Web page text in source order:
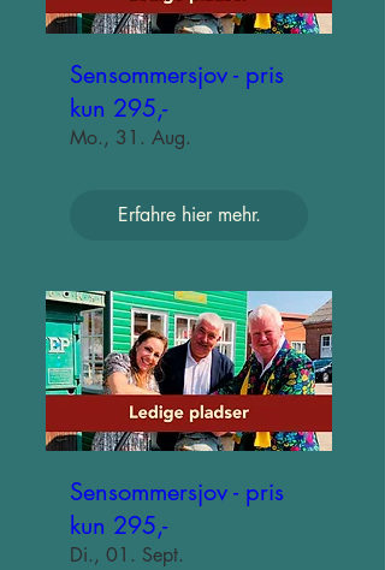
Sensommersjov - pris
kun 295,-
Mo., 31. Aug.
Erfahre hier mehr.
Sensommersjov - pris
kun 295,-
Di., 01. Sept.